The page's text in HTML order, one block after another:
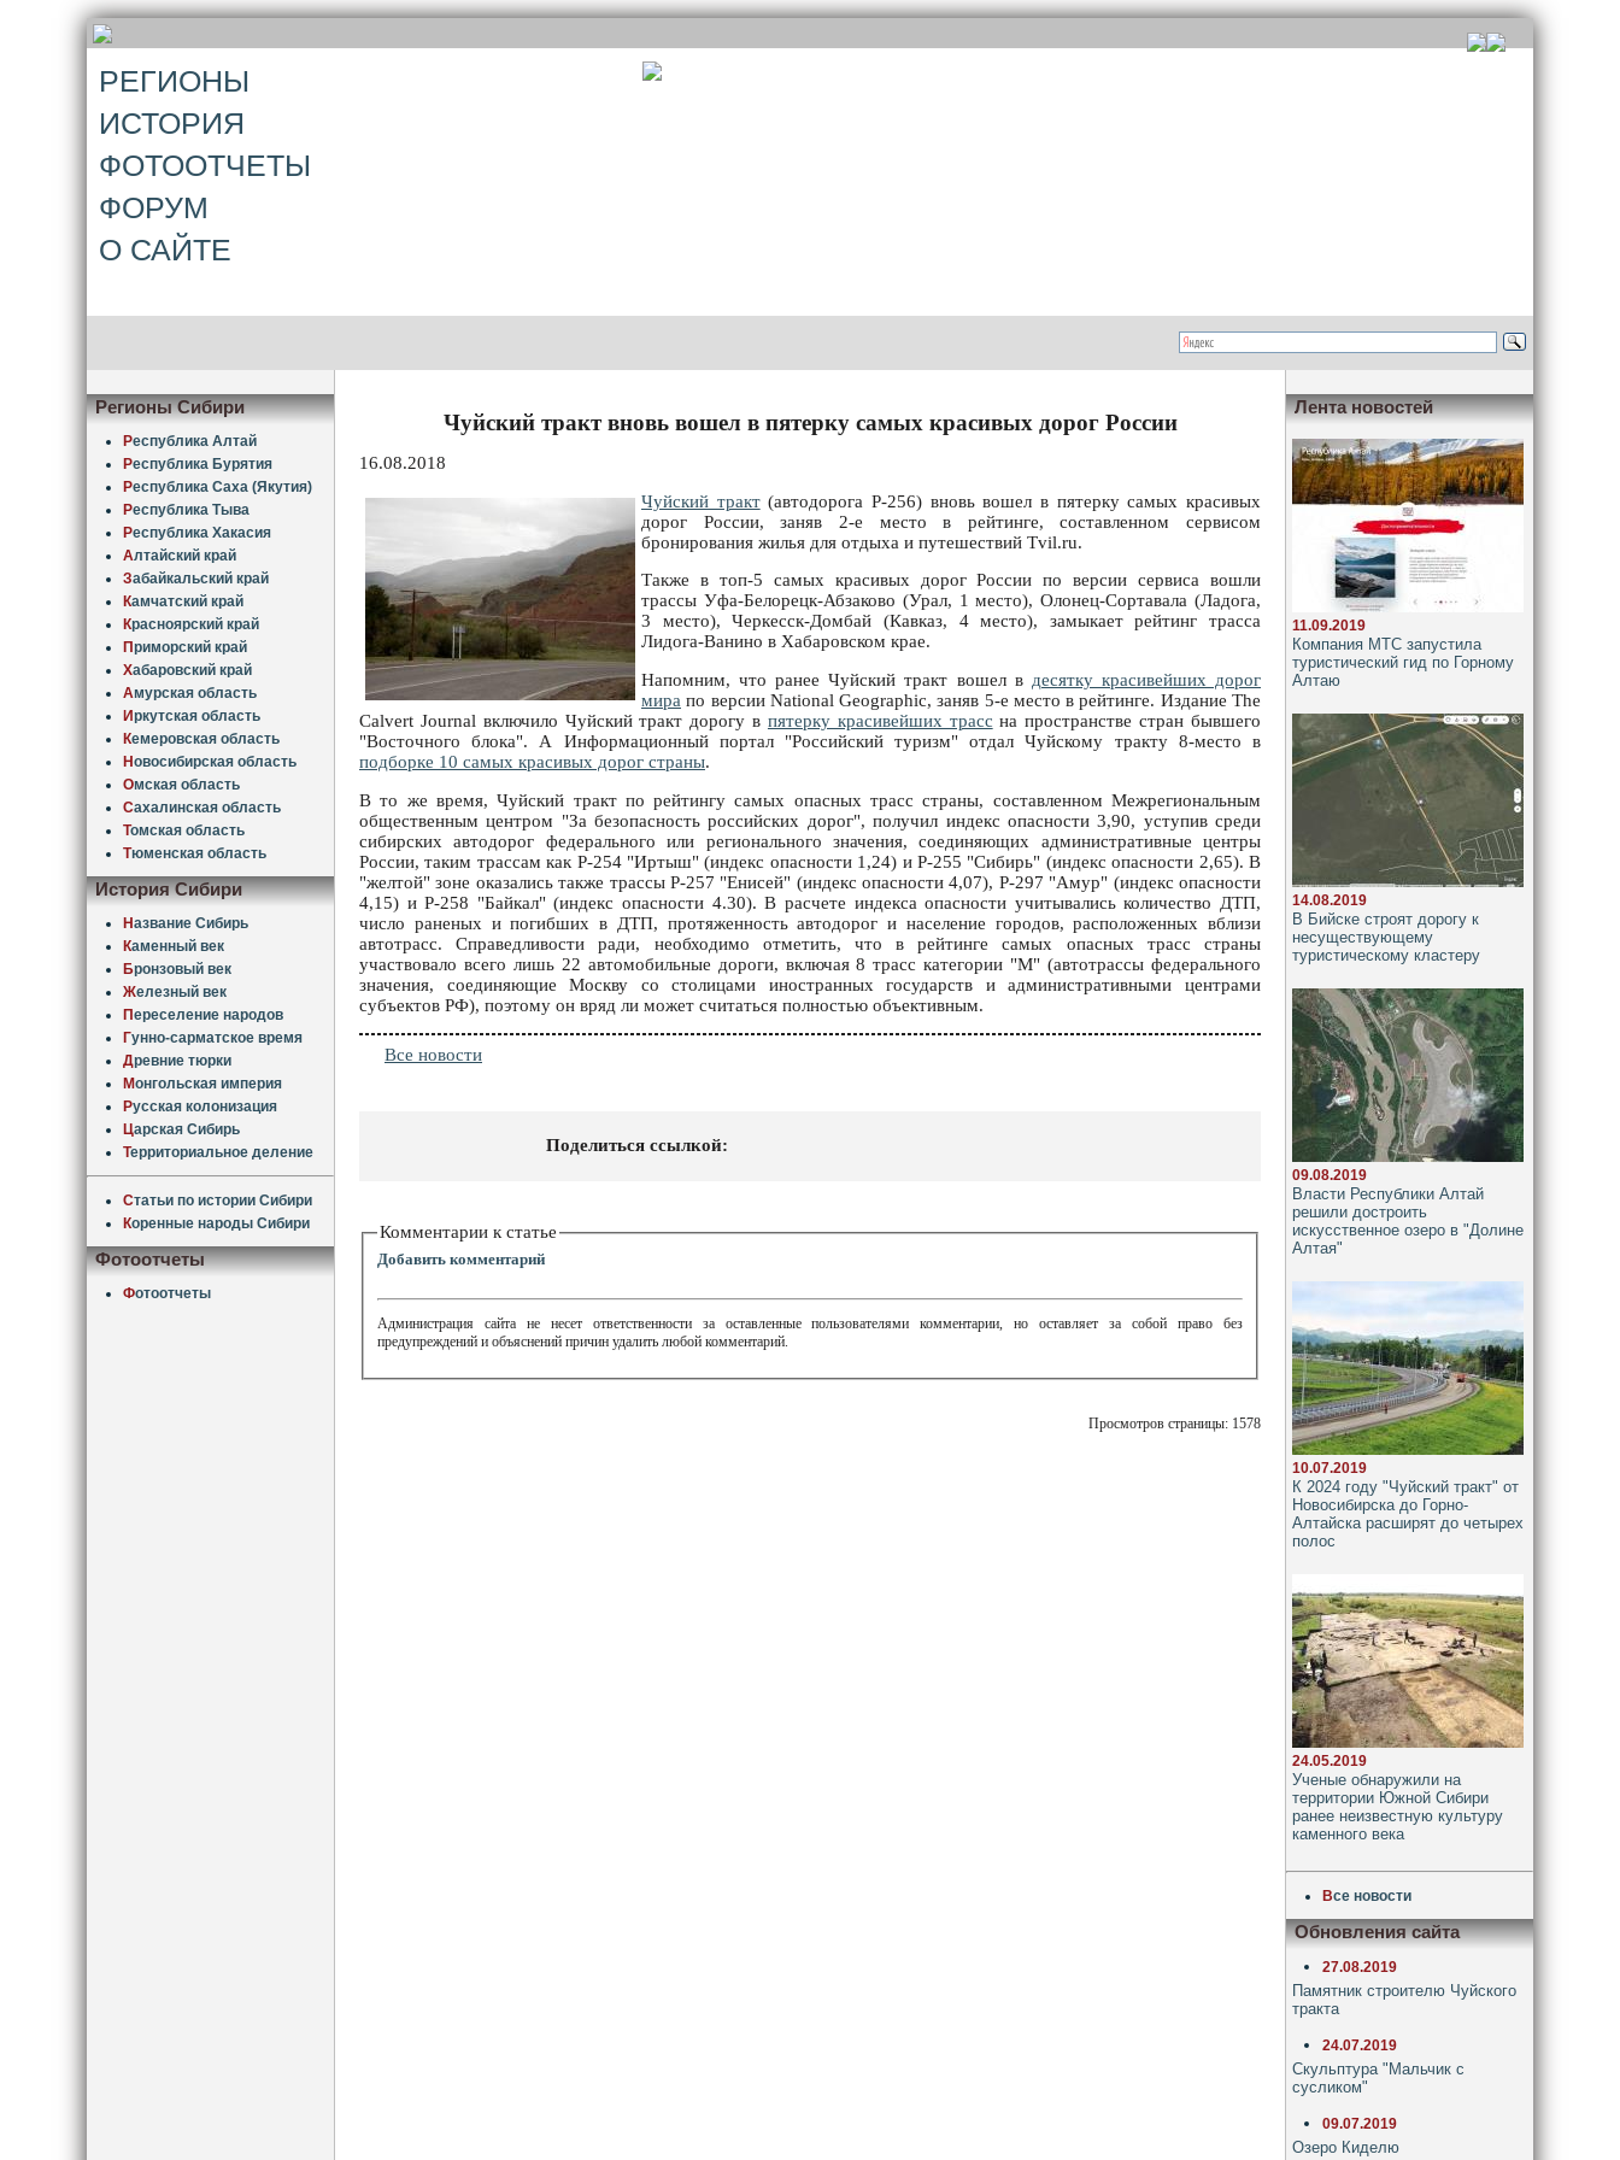
РЕГИОНЫ
ИСТОРИЯ
ФОТООТЧЕТЫ
ФОРУМ
О САЙТЕ
Регионы Сибири
Республика Алтай
Республика Бурятия
Республика Саха (Якутия)
Республика Тыва
Республика Хакасия
Алтайский край
Забайкальский край
Камчатский край
Красноярский край
Приморский край
Хабаровский край
Амурская область
Иркутская область
Кемеровская область
Новосибирская область
Омская область
Сахалинская область
Томская область
Тюменская область
История Сибири
Название Сибирь
Каменный век
Бронзовый век
Железный век
Переселение народов
Гунно-сарматское время
Древние тюрки
Монгольская империя
Русская колонизация
Царская Сибирь
Территориальное деление
Статьи по истории Сибири
Коренные народы Сибири
Фотоотчеты
Фотоотчеты
Чуйский тракт вновь вошел в пятерку самых красивых дорог России
16.08.2018
Чуйский тракт(автодорога Р-256) вновь вошел в пятерку самых красивых
дорог России, заняв 2-е место в рейтинге, составленном сервисом
бронирования жилья для отдыха и путешествий Tvil.ru.
Также в топ-5 самых красивых дорог России по версии сервиса вошли
трассы Уфа-Белорецк-Абзаково (Урал, 1 место), Олонец-Сортавала (Ладога,
3 место), Черкесск-Домбай (Кавказ, 4 место), замыкает рейтинг трасса
Лидога-Ванино в Хабаровском крае.
Напомним, что ранее Чуйский тракт вошел в десятку красивейших дорог
мира по версии National Geographic, заняв 5-е место в рейтинге. Издание The
Calvert Journal включило Чуйский тракт дорогу в пятерку красивейших трасс на пространстве стран бывшего
"Восточного блока". А Информационный портал "Российский туризм" отдал Чуйскому тракту 8-место в
подборке 10 самых красивых дорог страны.
В то же время, Чуйский тракт по рейтингу самых опасных трасс страны, составленном Межрегиональным
общественным центром "За безопасность российских дорог", получил индекс опасности 3,90, уступив среди
сибирских автодорог федерального или регионального значения, соединяющих административные центры
России, таким трассам как Р-254 "Иртыш" (индекс опасности 1,24) и Р-255 "Сибирь" (индекс опасности 2,65). В
"желтой" зоне оказались также трассы Р-257 "Енисей" (индекс опасности 4,07), Р-297 "Амур" (индекс опасности
4,15) и Р-258 "Байкал" (индекс опасности 4.30). В расчете индекса опасности учитывались количество ДТП,
число раненых и погибших в ДТП, протяженность автодорог и население городов, расположенных вблизи
автотрасс. Справедливости ради, необходимо отметить, что в рейтинге самых опасных трасс страны
участвовало всего лишь 22 автомобильные дороги, включая 8 трасс категории "М" (автотрассы федерального
значения, соединяющие Москву со столицами иностранных государств и административными центрами
субъектов РФ), поэтому он вряд ли может считаться полностью объективным.
Все новости
Поделиться ссылкой:
Комментарии к статье
Добавить комментарий
Администрация сайта не несет ответственности за оставленные пользователями комментарии, но оставляет за собой право без
предупреждений и объяснений причин удалить любой комментарий.
Просмотров страницы: 1578
Лента новостей
11.09.2019
Компания МТС запустила
туристический гид по Горному
Алтаю
14.08.2019
В Бийске строят дорогу к
несуществующему
туристическому кластеру
09.08.2019
Власти Республики Алтай
решили достроить
искусственное озеро в "Долине
Алтая"
10.07.2019
К 2024 году "Чуйский тракт" от
Новосибирска до Горно-
Алтайска расширят до четырех
полос
24.05.2019
Ученые обнаружили на
территории Южной Сибири
ранее неизвестную культуру
каменного века
Все новости
Обновления сайта
27.08.2019
Памятник строителю Чуйского
тракта
24.07.2019
Скульптура "Мальчик с
сусликом"
09.07.2019
Озеро Киделю